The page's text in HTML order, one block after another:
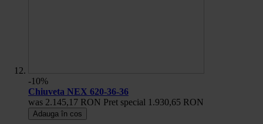
-10%
Chiuveta NEX 620-36-36
was 2.145,17 RON Pret special 1.930,65 RON
Adauga în cos